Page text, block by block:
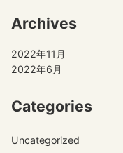
Archives
2022年11月
2022年6月
Categories
Uncategorized